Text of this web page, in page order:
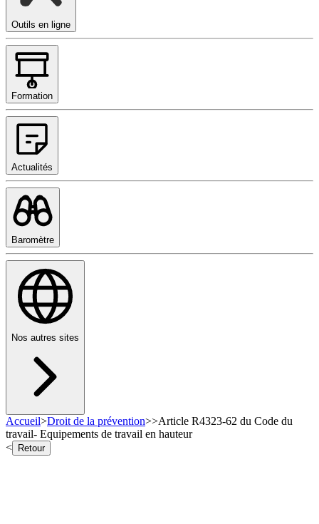
Outils en ligne
Formation
Actualités
Baromètre
Nos autres sites
Accueil>Droit de la prévention>>Article R4323-62 du Code du
travail- Equipements de travail en hauteur
<
Retour